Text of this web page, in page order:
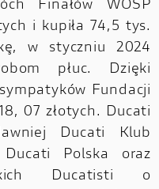
Finałów WOŚP
i kupiła 74,5 tys.
w styczniu 2024
płuc. Dzięki
Fundacji
07 złotych. Ducati
Ducati Klub
Polska oraz
Ducatisti o